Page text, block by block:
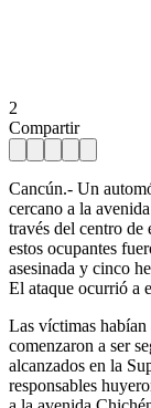
2
Compartir
Cancún.- Un
cercano a la
través del centro de
estos ocupantes
asesinada y cinco
El ataque ocurrió a
Las víctimas
comenzaron a ser
alcanzados en la
responsables